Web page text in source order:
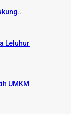
Leluhur
UMKM